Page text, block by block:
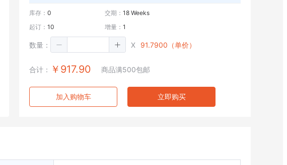
库存： 0 交期： 18 Weeks
起订： 10 增量： 1
数量： X 91.7900（单价）
合计： ￥917.90 商品满500包邮
加入购物车 立即购买